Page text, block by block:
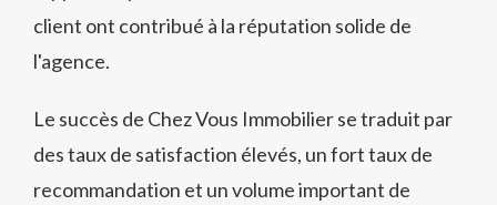
client ont contribué à la réputation solide de
l'agence.
Le succès de Chez Vous Immobilier se traduit par
des taux de satisfaction élevés, un fort taux de
recommandation et un volume important de